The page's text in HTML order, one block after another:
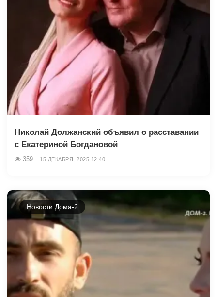
Николай Должанский объявил о расставании
с Екатериной Богдановой
359 15 ДЕКАБРЯ, 2025 12:40
Новости Дома-2